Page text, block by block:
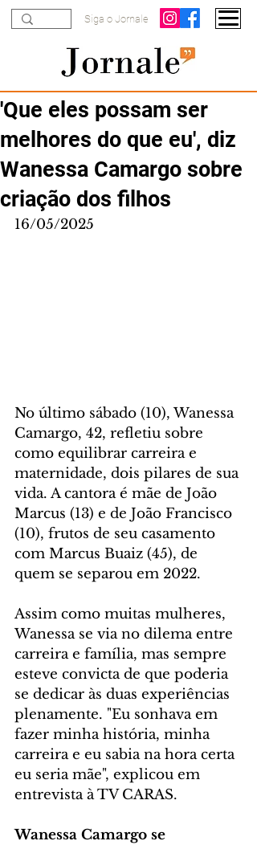
Siga o Jornale
'Que eles possam ser
melhores do que eu', diz
Wanessa Camargo sobre
criação dos filhos
16/05/2025
No último sábado (10), Wanessa
Camargo, 42, refletiu sobre
como equilibrar carreira e
maternidade, dois pilares de sua
vida. A cantora é mãe de João
Marcus (13) e de João Francisco
(10), frutos de seu casamento
com Marcus Buaiz (45), de
quem se separou em 2022.
Assim como muitas mulheres,
Wanessa se via no dilema entre
carreira e família, mas sempre
esteve convicta de que poderia
se dedicar às duas experiências
plenamente. "Eu sonhava em
fazer minha história, minha
carreira e eu sabia na hora certa
eu seria mãe", explicou em
entrevista à TV CARAS.
Wanessa Camargo se